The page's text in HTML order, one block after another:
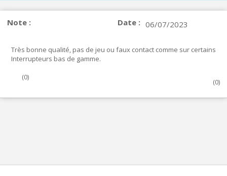
Note : Date : 06/07/2023
Très bonne qualité, pas de jeu ou faux contact comme sur certains
Interrupteurs bas de gamme.
(0)
(0)